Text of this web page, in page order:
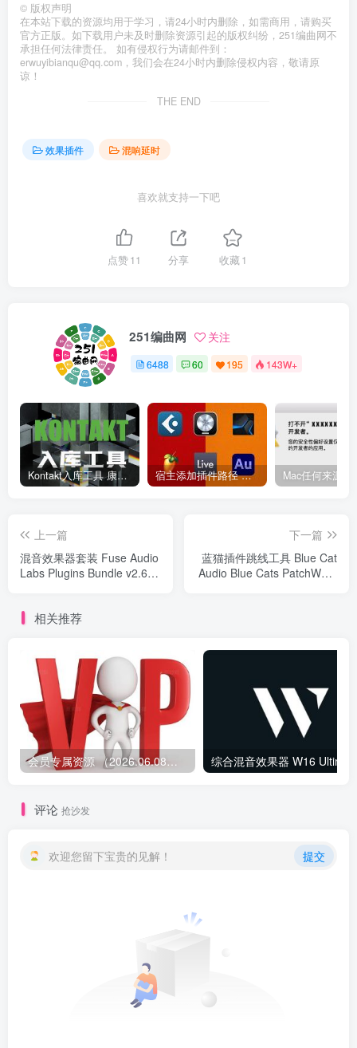
© 版权声明
在本站下载的资源均用于学习，请24小时内删除，如需商用，请购买
官方正版。如下载用户未及时删除资源引起的版权纠纷，251编曲网不
承担任何法律责任。 如有侵权行为请邮件到：
erwuyibianqu@qq.com，我们会在24小时内删除侵权内容，敬请原
谅！
THE END
效果插件 混响延时
喜欢就支持一下吧
点赞11 分享 收藏1
251编曲网 关注
6488 60 195 143W+
Kontakt入库工具 康泰克入库教程 宿主添加插件路径 插件路径设置 VSTPlugins路径
上一篇
混音效果器套装 Fuse Audio
Labs Plugins Bundle v2.6.0
下一篇
蓝猫插件跳线工具 Blue Cat
Audio Blue Cats PatchWork
相关推荐
会员专属资源 （2026.06.08更新）
评论 抢沙发
欢迎您留下宝贵的见解！ 提交